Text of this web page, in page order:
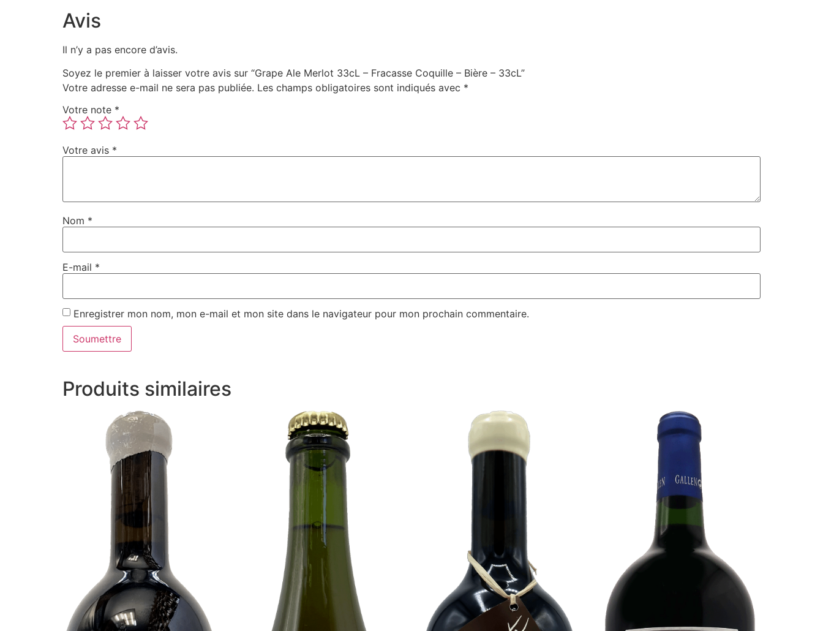
Avis
Il n’y a pas encore d’avis.
Soyez le premier à laisser votre avis sur “Grape Ale Merlot 33cL – Fracasse Coquille – Bière – 33cL”
Votre adresse e-mail ne sera pas publiée. Les champs obligatoires sont indiqués avec *
Votre note *
Votre avis *
Nom *
E-mail *
Enregistrer mon nom, mon e-mail et mon site dans le navigateur pour mon prochain commentaire.
Produits similaires